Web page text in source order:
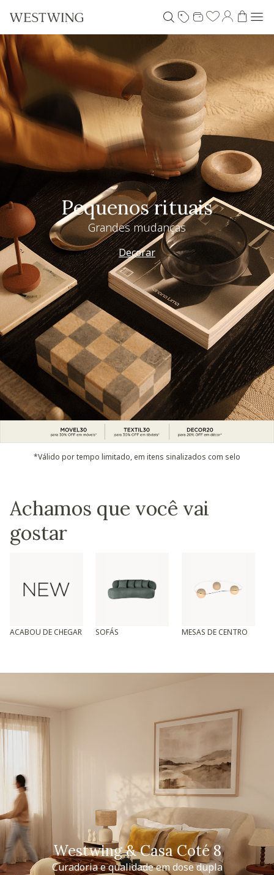
Pequenos rituais
Grandes mudanças
Decorar
*Válido por tempo limitado, em itens sinalizados com selo
Achamos que você vai
gostar
ACABOU DE CHEGAR SOFÁS MESAS DE CENTRO
Westwing & Casa Coté 8
Curadoria e qualidade em dose dupla